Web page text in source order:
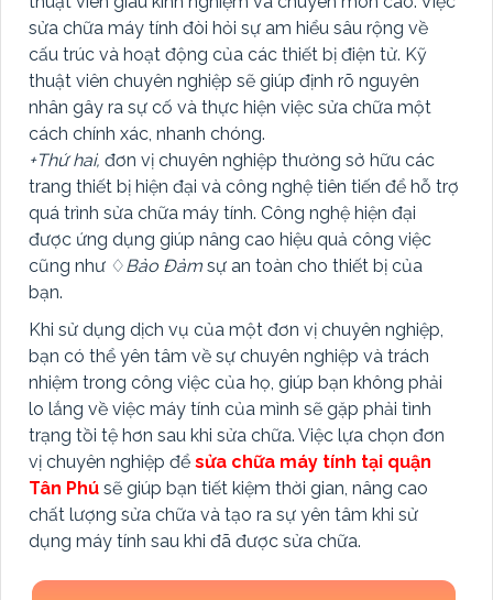
sửa chữa máy tính đòi hỏi sự am hiểu sâu rộng về
cấu trúc và hoạt động của các thiết bị điện tử. Kỹ
thuật viên chuyên nghiệp sẽ giúp định rõ nguyên
nhân gây ra sự cố và thực hiện việc sửa chữa một
cách chính xác, nhanh chóng.
+Thứ hai, đơn vị chuyên nghiệp thường sở hữu các
trang thiết bị hiện đại và công nghệ tiên tiến để hỗ trợ
quá trình sửa chữa máy tính. Công nghệ hiện đại
được ứng dụng giúp nâng cao hiệu quả công việc
cũng như ♢Bảo Đảm sự an toàn cho thiết bị của
bạn.
Khi sử dụng dịch vụ của một đơn vị chuyên nghiệp,
bạn có thể yên tâm về sự chuyên nghiệp và trách
nhiệm trong công việc của họ, giúp bạn không phải
lo lắng về việc máy tính của mình sẽ gặp phải tình
trạng tồi tệ hơn sau khi sửa chữa. Việc lựa chọn đơn
vị chuyên nghiệp để sửa chữa máy tính tại quận
Tân Phú sẽ giúp bạn tiết kiệm thời gian, nâng cao
chất lượng sửa chữa và tạo ra sự yên tâm khi sử
dụng máy tính sau khi đã được sửa chữa.